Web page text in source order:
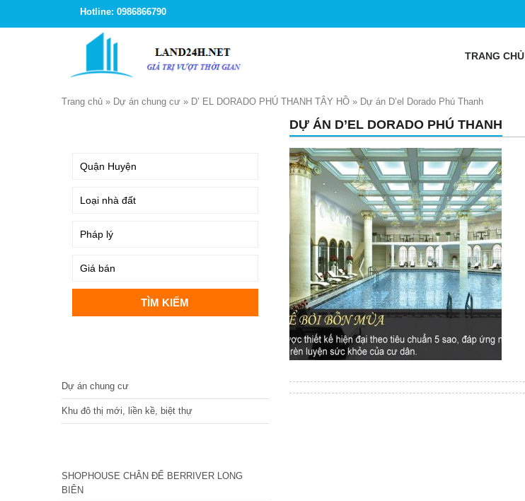
Hotline: 0986866790
TRANG CHỦ
Trang chủ » Dự án chung cư » D’ EL DORADO PHÚ THANH TÂY HỒ » Dự án D’el Dorado Phú Thanh
DỰ ÁN D’EL DORADO PHÚ THANH
Dự án chung cư
Khu đô thị mới, liền kề, biệt thự
SHOPHOUSE CHÂN ĐẾ BERRIVER LONG
BIÊN